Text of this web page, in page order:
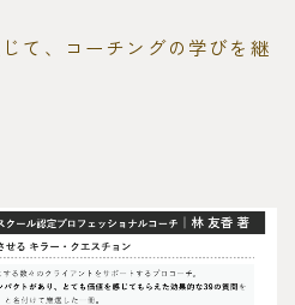
て、コーチングの学びを継